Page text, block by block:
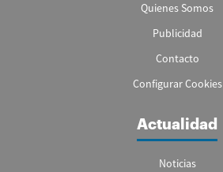
Quienes Somos
Publicidad
Contacto
Configurar Cookies
Actualidad
Noticias